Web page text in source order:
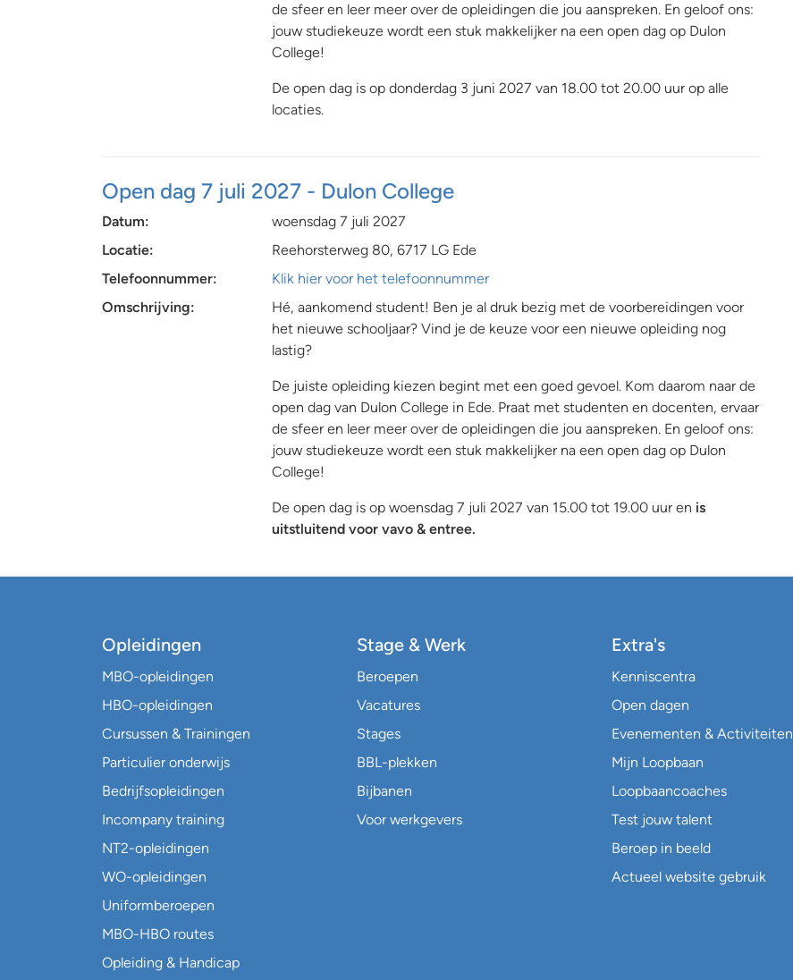
de sfeer en leer meer over de opleidingen die jou aanspreken. En geloof ons:
jouw studiekeuze wordt een stuk makkelijker na een open dag op Dulon
College!
De open dag is op donderdag 3 juni 2027 van 18.00 tot 20.00 uur op alle
locaties.
Open dag 7 juli 2027 - Dulon College
Datum:
woensdag 7 juli 2027
Locatie:
Reehorsterweg 80, 6717 LG Ede
Telefoonnummer:
Klik hier voor het telefoonnummer
Omschrijving:
Hé, aankomend student! Ben je al druk bezig met de voorbereidingen voor
het nieuwe schooljaar? Vind je de keuze voor een nieuwe opleiding nog
lastig?
De juiste opleiding kiezen begint met een goed gevoel. Kom daarom naar de
open dag van Dulon College in Ede. Praat met studenten en docenten, ervaar
de sfeer en leer meer over de opleidingen die jou aanspreken. En geloof ons:
jouw studiekeuze wordt een stuk makkelijker na een open dag op Dulon
College!
De open dag is op woensdag 7 juli 2027 van 15.00 tot 19.00 uur en is
uitstluitend voor vavo & entree.
Opleidingen
MBO-opleidingen
HBO-opleidingen
Cursussen & Trainingen
Particulier onderwijs
Bedrijfsopleidingen
Incompany training
NT2-opleidingen
WO-opleidingen
Uniformberoepen
MBO-HBO routes
Opleiding & Handicap
Stage & Werk
Beroepen
Vacatures
Stages
BBL-plekken
Bijbanen
Voor werkgevers
Extra's
Kenniscentra
Open dagen
Evenementen & Activiteiten
Mijn Loopbaan
Loopbaancoaches
Test jouw talent
Beroep in beeld
Actueel website gebruik